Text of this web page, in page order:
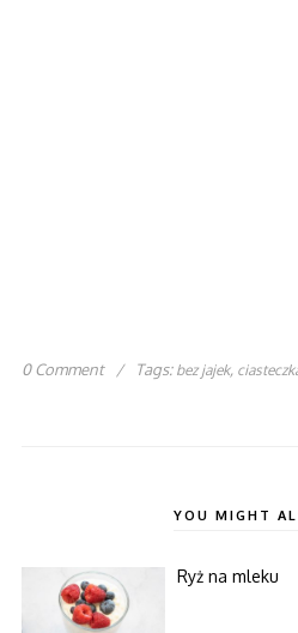
0 Comment / Tags: bez jajek,
YOU MIGHT
Ryż na mleku